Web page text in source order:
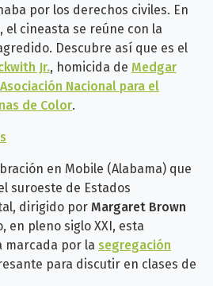
por los derechos civiles. En
el cineasta se reúne con la
Descubre así que es el
Jr., homicida de Medgar
Asociación Nacional para el
de Color.
en Mobile (Alabama) que
suroeste de Estados
dirigido por Margaret Brown
en pleno siglo XXI, esta
marcada por la segregación
para discutir en clases de